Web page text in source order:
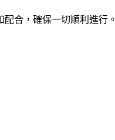
合，確保一切順利進行。